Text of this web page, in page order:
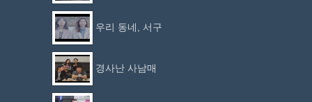
우리 동네, 서구
경사난 사남매